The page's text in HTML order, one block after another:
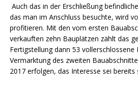
Auch das in der Erschließung
das man im Anschluss besuchte, wird
profitieren. Mit den vom ersten
verkauften zehn Bauplätzen zählt das
Fertigstellung dann 53 vollerschlossene
Vermarktung des zweiten
2017 erfolgen, das Interesse sei bereits